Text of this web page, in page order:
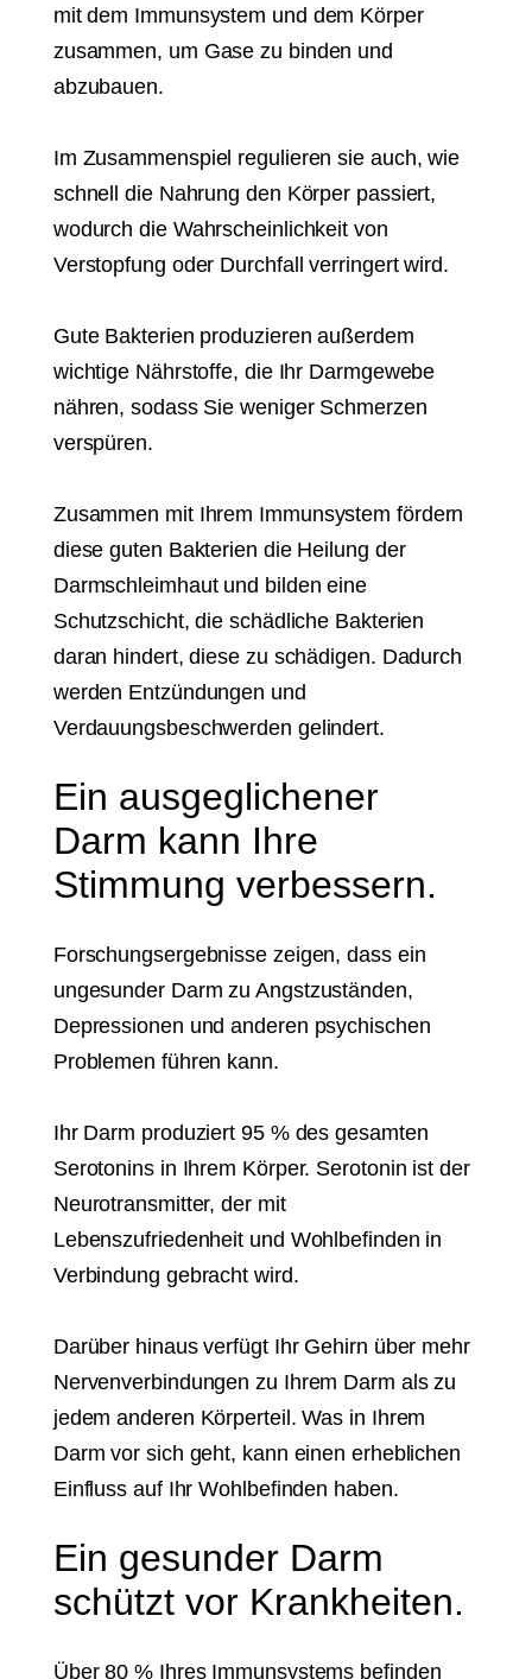
mit dem Immunsystem und dem Körper
zusammen, um Gase zu binden und
abzubauen.
Im Zusammenspiel regulieren sie auch, wie
schnell die Nahrung den Körper passiert,
wodurch die Wahrscheinlichkeit von
Verstopfung oder Durchfall verringert wird.
Gute Bakterien produzieren außerdem
wichtige Nährstoffe, die Ihr Darmgewebe
nähren, sodass Sie weniger Schmerzen
verspüren.
Zusammen mit Ihrem Immunsystem fördern
diese guten Bakterien die Heilung der
Darmschleimhaut und bilden eine
Schutzschicht, die schädliche Bakterien
daran hindert, diese zu schädigen. Dadurch
werden Entzündungen und
Verdauungsbeschwerden gelindert.
Ein ausgeglichener
Darm kann Ihre
Stimmung verbessern.
Forschungsergebnisse zeigen, dass ein
ungesunder Darm zu Angstzuständen,
Depressionen und anderen psychischen
Problemen führen kann.
Ihr Darm produziert 95 % des gesamten
Serotonins in Ihrem Körper. Serotonin ist der
Neurotransmitter, der mit
Lebenszufriedenheit und Wohlbefinden in
Verbindung gebracht wird.
Darüber hinaus verfügt Ihr Gehirn über mehr
Nervenverbindungen zu Ihrem Darm als zu
jedem anderen Körperteil. Was in Ihrem
Darm vor sich geht, kann einen erheblichen
Einfluss auf Ihr Wohlbefinden haben.
Ein gesunder Darm
schützt vor Krankheiten.
Über 80 % Ihres Immunsystems befinden